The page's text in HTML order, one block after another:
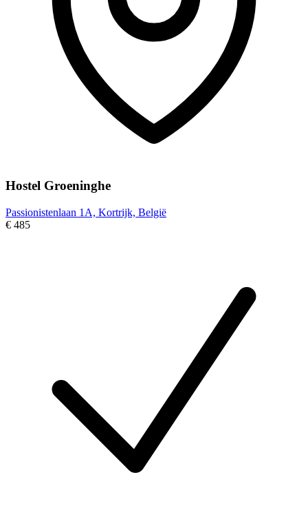
Hostel Groeninghe
Passionistenlaan 1A, Kortrijk, België
€ 485